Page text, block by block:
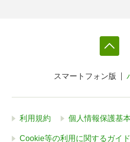
スマートフォン版
利用規約 個人情報保護基
Cookie等の利用に関するガイ